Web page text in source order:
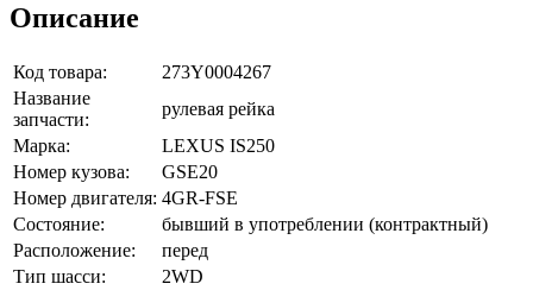
Описание
Код товара:
273Y0004267
Название
запчасти:
рулевая рейка
Марка:
LEXUS IS250
Номер кузова:
GSE20
Номер двигателя: 4GR-FSE
Состояние:
бывший в употреблении (контрактный)
Расположение:
перед
Тип шасси:
2WD